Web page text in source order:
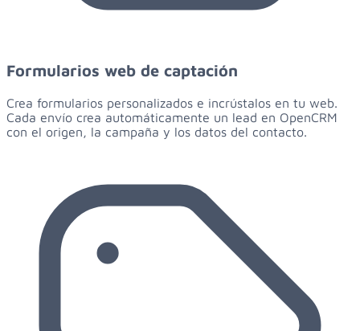
Formularios web de captación
Crea formularios personalizados e incrústalos en tu web.
Cada envío crea automáticamente un lead en OpenCRM
con el origen, la campaña y los datos del contacto.